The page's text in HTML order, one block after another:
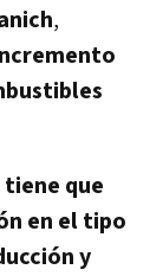
,
tiene que
en el tipo
y